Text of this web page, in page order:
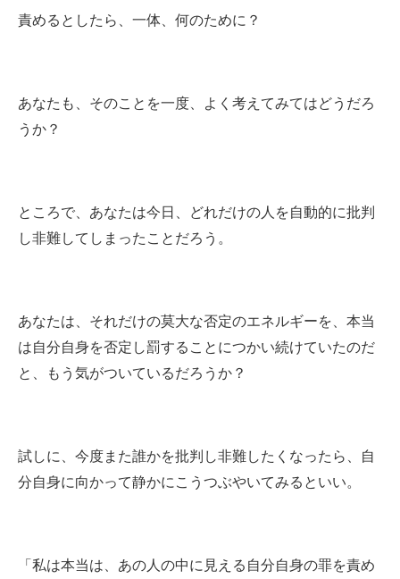
責めるとしたら、一体、何のために？
あなたも、そのことを一度、よく考えてみてはどうだろ
うか？
ところで、あなたは今日、どれだけの人を自動的に批判
し非難してしまったことだろう。
あなたは、それだけの莫大な否定のエネルギーを、本当
は自分自身を否定し罰することにつかい続けていたのだ
と、もう気がついているだろうか？
試しに、今度また誰かを批判し非難したくなったら、自
分自身に向かって静かにこうつぶやいてみるといい。
「私は本当は、あの人の中に見える自分自身の罪を責め